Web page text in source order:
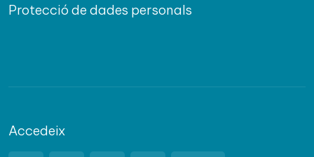
Protecció de dades personals
Accedeix